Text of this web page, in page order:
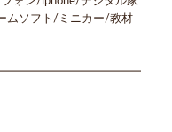
ムソフト/ミニカー/教材